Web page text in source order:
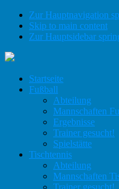
Zur Hauptnavigation
Skip to main content
Zur Hauptsidebar
Startseite
Fußball
Abteilung
Mannschaften
Ergebnisse
Trainer gesucht!
Spielstätte
Tischtennis
Abteilung
Mannschaften
Trainer gesucht!